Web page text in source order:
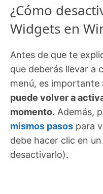
¿Cómo
Widgets en
Antes de que te
que deberás llevar a
menú, es importante
puede volver a
momento. Además,
mismos pasos para
debe hacer clic en
desactivarlo).